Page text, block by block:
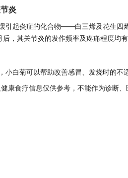
炎
起炎症的化合物——白三烯及花生四
，其关节炎的发作频率及疼痛程度均有
菊可以帮助改善感冒、发烧时的不
食疗信息仅供参考，不能作为诊断、